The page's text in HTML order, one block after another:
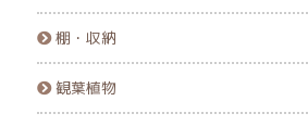
棚・収納
観葉植物